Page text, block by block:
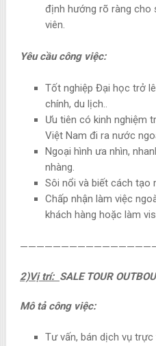
định hướng rõ ràng cho
viên.
Yêu cầu công việc:
Tốt nghiệp Đại học trở
chính, du lịch..
Ưu tiên có kinh nghiệm
Việt Nam đi ra nước
Ngoại hình ưa nhìn,
nhàng.
Sôi nổi và biết cách tạo
Chấp nhận làm việc
khách hàng hoặc làm
2)Vị trí: SALE TOUR
Mô tả công việc:
Tư vấn, bán dịch vụ